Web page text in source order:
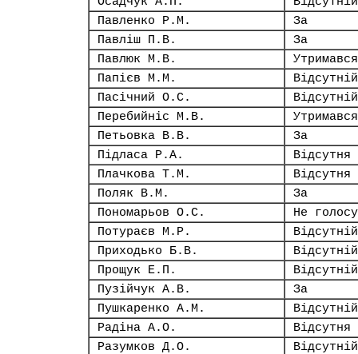
Павленко Р.М.
За
Павліш П.В.
За
Павлюк М.В.
Утримався
Папієв М.М.
Відсутній
Пасічний О.С.
Відсутній
Перебийніс М.В.
Утримався
Петьовка В.В.
За
Підласа Р.А.
Відсутня
Плачкова Т.М.
Відсутня
Поляк В.М.
За
Пономарьов О.С.
Не
Потураєв М.Р.
Відсутній
Приходько Б.В.
Відсутній
Прощук Е.П.
Відсутній
Пузійчук А.В.
За
Пушкаренко А.М.
Відсутній
Радіна А.О.
Відсутня
Разумков Д.О.
Відсутній